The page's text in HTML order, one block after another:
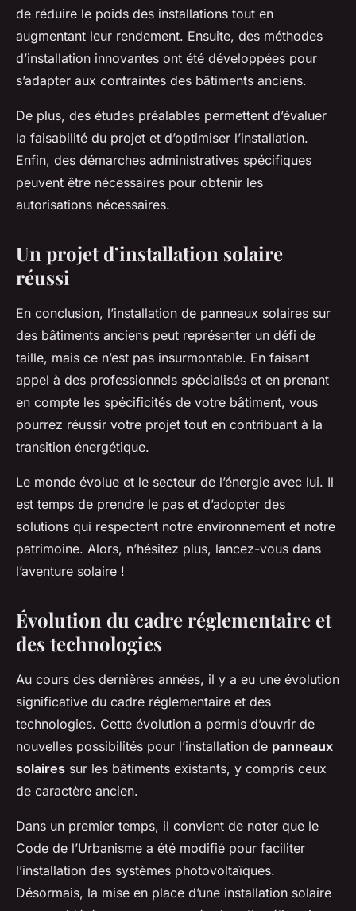
de réduire le poids des installations tout en
augmentant leur rendement. Ensuite, des méthodes
d’installation innovantes ont été développées pour
s’adapter aux contraintes des bâtiments anciens.
De plus, des études préalables permettent d’évaluer
la faisabilité du projet et d’optimiser l’installation.
Enfin, des démarches administratives spécifiques
peuvent être nécessaires pour obtenir les
autorisations nécessaires.
Un projet d’installation solaire
réussi
En conclusion, l’installation de panneaux solaires sur
des bâtiments anciens peut représenter un défi de
taille, mais ce n’est pas insurmontable. En faisant
appel à des professionnels spécialisés et en prenant
en compte les spécificités de votre bâtiment, vous
pourrez réussir votre projet tout en contribuant à la
transition énergétique.
Le monde évolue et le secteur de l’énergie avec lui. Il
est temps de prendre le pas et d’adopter des
solutions qui respectent notre environnement et notre
patrimoine. Alors, n’hésitez plus, lancez-vous dans
l’aventure solaire !
Évolution du cadre réglementaire et
des technologies
Au cours des dernières années, il y a eu une évolution
significative du cadre réglementaire et des
technologies. Cette évolution a permis d’ouvrir de
nouvelles possibilités pour l’installation de panneaux
solaires sur les bâtiments existants, y compris ceux
de caractère ancien.
Dans un premier temps, il convient de noter que le
Code de l’Urbanisme a été modifié pour faciliter
l’installation des systèmes photovoltaïques.
Désormais, la mise en place d’une installation solaire